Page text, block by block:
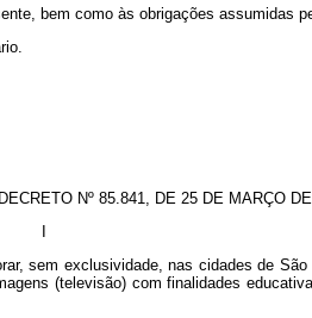
bem como às obrigações assumidas
Nº 85.841, DE 25 DE MARÇO
sem exclusividade, nas cidades de
(televisão) com finalidades